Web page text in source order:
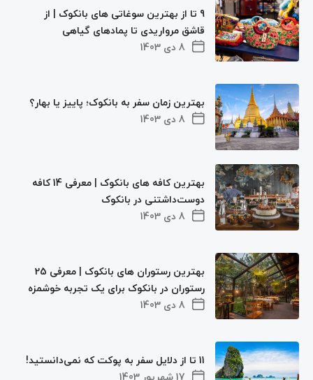
8 دی 1403
9 تا از بهترین سوغاتی های بانکوک | از
قاشق مرواریدی تا پمادهای گیاهی
8 دی 1403
بهترین زمان سفر به بانکوک؛ پاییز یا بهار؟
8 دی 1403
بهترین کافه های بانکوک | معرفی 14 کافه
دوست‌داشتنی در بانکوک
8 دی 1403
بهترین رستوران های بانکوک | معرفی 25
رستوران‌ در بانکوک برای یک تجربه خوشمزه
11 تا از دلایل سفر به پوکت که نمی‌دانستید!